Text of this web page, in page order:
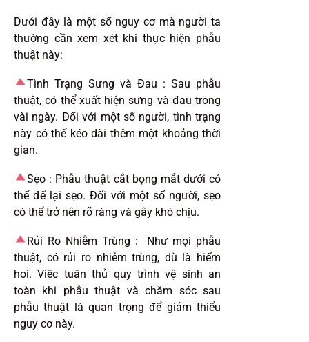
Dưới đây là một số nguy cơ mà người ta
thường cần xem xét khi thực hiện phẫu
thuật này:
Tình Trạng Sưng và Đau :Sau phẫu
thuật, có thể xuất hiện sưng và đau trong
vài ngày. Đối với một số người, tình trạng
này có thể kéo dài thêm một khoảng thời
gian.
Sẹo : Phẫu thuật cắt bọng mắt dưới có
thể để lại sẹo. Đối với một số người, sẹo
có thể trở nên rõ ràng và gây khó chịu.
Rủi Ro Nhiễm Trùng : Như mọi phẫu
thuật, có rủi ro nhiễm trùng, dù là hiếm
hoi. Việc tuân thủ quy trình vệ sinh an
toàn khi phẫu thuật và chăm sóc sau
phẫu thuật là quan trọng để giảm thiểu
nguy cơ này.